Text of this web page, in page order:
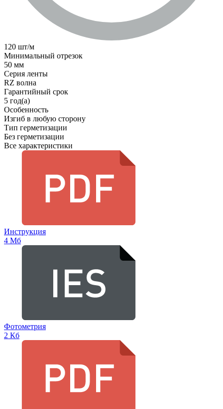
120 шт/м
Минимальный отрезок
50 мм
Серия ленты
RZ волна
Гарантийный срок
5 год(а)
Особенность
Изгиб в любую сторону
Тип герметизации
Без герметизации
Все характеристики
Инструкция
4 Мб
Фотометрия
2 Кб